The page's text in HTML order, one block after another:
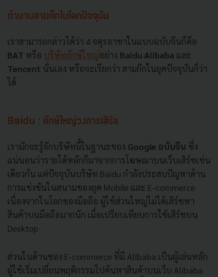
ตำนานสามก๊กในโลกปัจจุบัน
เราสามารถกล่าวได้ว่า 4 จตุรอาชาในแบบฉบับจีนก็คือ
BAT หรือ บริษัทยักษ์ใหญ่อย่าง Baidu Alibaba และ
Tencent นั่นเอง หรือจะเรียกว่า สามก๊กในยุคปัจจุบันก็ว่า
ได้
Baidu : ยักษ์ใหญ่วงการเสิร์ช
เรามักจะรู้จักบริษัทนี้ในฐานะของ Google ฉบับจีน ซึ่ง
แน่นอนว่ารายได้หลักก็มาจากการโฆษณาบนเว็บเสิร์ชเช่น
เดียวกัน แต่ปัจจุบันบริษัท Baidu กำลังประสบปัญหาด้าน
การแข่งขันในสนามของยุค Mobile และ E-commerce
เนื่องจากในโลกของมือถือ ผู้ใช้ส่วนใหญ่ไม่ได้เสิร์ชหา
สินค้าบนมือถือมากนัก เมื่อเปรียบเทียบการใช้เสิร์ชบน
Desktop
ส่วนในด้านของ E-commerce ที่มี Alibaba เป็นผู้เล่นหลัก
ผู้ใช้เริ่มเปลี่ยนพฤติกรรมไปค้นหาสินค้าบนเว็บ Alibaba